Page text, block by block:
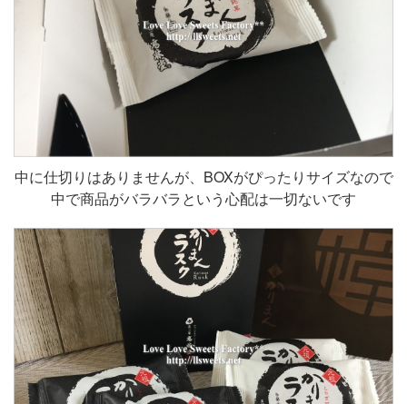
中に仕切りはありませんが、BOXがぴったりサイズなので
中で商品がバラバラという心配は一切ないです